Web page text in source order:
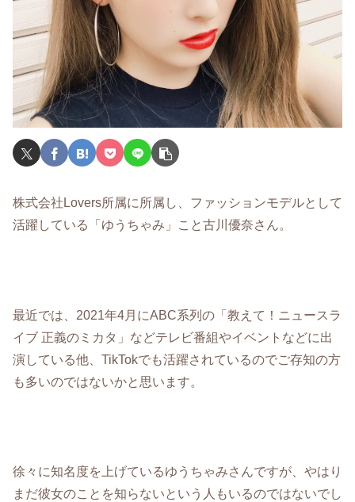
株式会社Lovers所属に所属し、ファッションモデルとして
活躍している「ゆうちゃみ」こと古川優奈さん。
最近では、2021年4月にABC系列の「教えて！ニュースラ
イブ 正義のミカタ」などテレビ番組やイベントなどに出
演している他、TikTokでも活躍されているのでご存知の方
も多いのではないかと思います。
徐々に知名度を上げているゆうちゃみさんですが、やはり
まだ彼女のことを知らないという人もいるのではないでし